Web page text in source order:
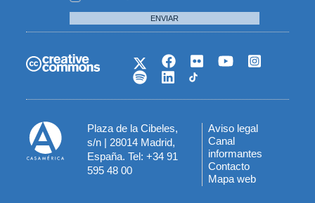
ENVIAR
Plaza de la Cibeles,
s/n | 28014 Madrid,
España. Tel: +34 91
595 48 00
Menú
del
pie
Aviso legal
Canal
informantes
Contacto
Mapa web